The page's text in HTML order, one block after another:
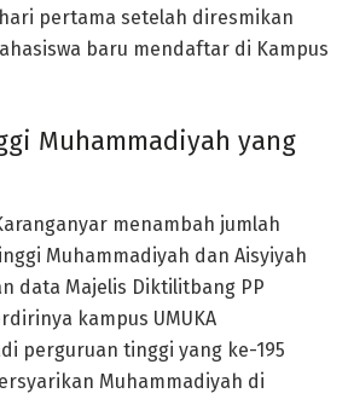
pertama setelah diresmikan
baru mendaftar di Kampus
Muhammadiyah yang
menambah jumlah
Muhammadiyah dan Aisyiyah
data Majelis Diktilitbang PP
kampus UMUKA
perguruan tinggi yang ke-195
Muhammadiyah di